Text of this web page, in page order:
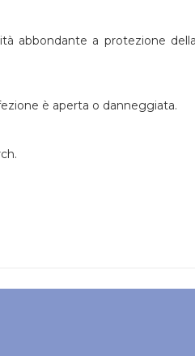
abbondante a protezione
è aperta o danneggiata.